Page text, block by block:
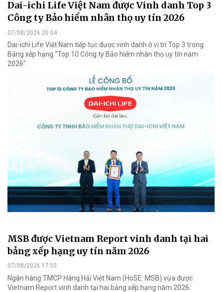
Dai-ichi Life Việt Nam được Vinh danh Top 3
Công ty Bảo hiểm nhân thọ uy tín 2026
07/08/2026 20:04
Dai-ichi Life Việt Nam tiếp tục được vinh danh ở vị trí Top 3 trong
Bảng xếp hạng “Top 10 Công ty Bảo hiểm nhân thọ uy tín năm
2026”.
MSB được Vietnam Report vinh danh tại hai
bảng xếp hạng uy tín năm 2026
07/08/2026 17:55
Ngân hàng TMCP Hàng Hải Việt Nam (HoSE: MSB) vừa được
Vietnam Report vinh danh tại hai bảng xếp hạng năm 2026.